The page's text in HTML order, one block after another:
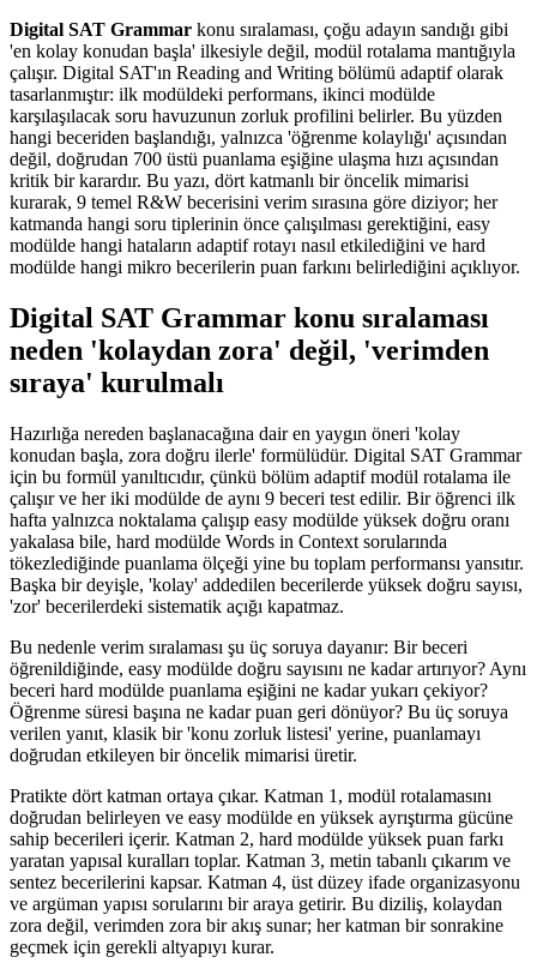
Digital SAT Grammar konu sıralaması, çoğu adayın sandığı gibi
'en kolay konudan başla' ilkesiyle değil, modül rotalama mantığıyla
çalışır. Digital SAT'ın Reading and Writing bölümü adaptif olarak
tasarlanmıştır: ilk modüldeki performans, ikinci modülde
karşılaşılacak soru havuzunun zorluk profilini belirler. Bu yüzden
hangi beceriden başlandığı, yalnızca 'öğrenme kolaylığı' açısından
değil, doğrudan 700 üstü puanlama eşiğine ulaşma hızı açısından
kritik bir karardır. Bu yazı, dört katmanlı bir öncelik mimarisi
kurarak, 9 temel R&W becerisini verim sırasına göre diziyor; her
katmanda hangi soru tiplerinin önce çalışılması gerektiğini, easy
modülde hangi hataların adaptif rotayı nasıl etkilediğini ve hard
modülde hangi mikro becerilerin puan farkını belirlediğini açıklıyor.
Digital SAT Grammar konu sıralaması
neden 'kolaydan zora' değil, 'verimden
sıraya' kurulmalı
Hazırlığa nereden başlanacağına dair en yaygın öneri 'kolay
konudan başla, zora doğru ilerle' formülüdür. Digital SAT Grammar
için bu formül yanıltıcıdır, çünkü bölüm adaptif modül rotalama ile
çalışır ve her iki modülde de aynı 9 beceri test edilir. Bir öğrenci ilk
hafta yalnızca noktalama çalışıp easy modülde yüksek doğru oranı
yakalasa bile, hard modülde Words in Context sorularında
tökezlediğinde puanlama ölçeği yine bu toplam performansı yansıtır.
Başka bir deyişle, 'kolay' addedilen becerilerde yüksek doğru sayısı,
'zor' becerilerdeki sistematik açığı kapatmaz.
Bu nedenle verim sıralaması şu üç soruya dayanır: Bir beceri
öğrenildiğinde, easy modülde doğru sayısını ne kadar artırıyor? Aynı
beceri hard modülde puanlama eşiğini ne kadar yukarı çekiyor?
Öğrenme süresi başına ne kadar puan geri dönüyor? Bu üç soruya
verilen yanıt, klasik bir 'konu zorluk listesi' yerine, puanlamayı
doğrudan etkileyen bir öncelik mimarisi üretir.
Pratikte dört katman ortaya çıkar. Katman 1, modül rotalamasını
doğrudan belirleyen ve easy modülde en yüksek ayrıştırma gücüne
sahip becerileri içerir. Katman 2, hard modülde yüksek puan farkı
yaratan yapısal kuralları toplar. Katman 3, metin tabanlı çıkarım ve
sentez becerilerini kapsar. Katman 4, üst düzey ifade organizasyonu
ve argüman yapısı sorularını bir araya getirir. Bu diziliş, kolaydan
zora değil, verimden zora bir akış sunar; her katman bir sonrakine
geçmek için gerekli altyapıyı kurar.